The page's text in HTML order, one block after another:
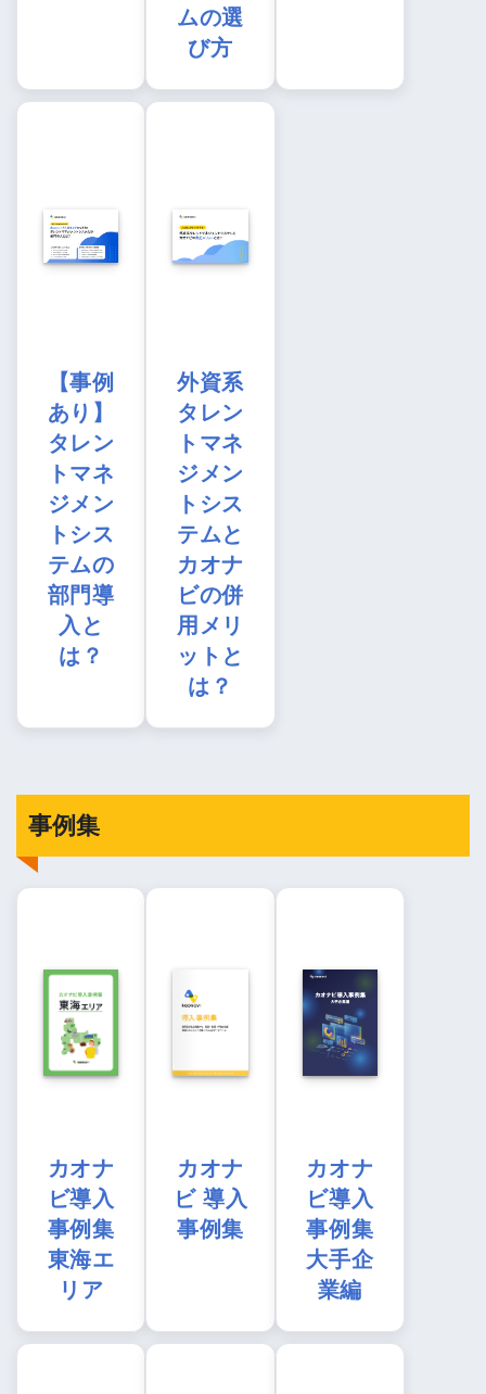
ムの選
び方
【事例
あり】
タレン
トマネ
ジメン
トシス
テムの
部門導
入と
は？
外資系
タレン
トマネ
ジメン
トシス
テムと
カオナ
ビの併
用メリ
ットと
は？
事例集
カオナ
ビ導入
事例集
東海エ
リア
カオナ
ビ 導入
事例集
カオナ
ビ導入
事例集
大手企
業編